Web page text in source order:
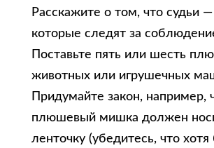
Расскажите о том, что судьи
которые следят за
Поставьте пять или шесть
животных или игрушечных
Придумайте закон, например,
плюшевый мишка должен
ленточку (убедитесь, что